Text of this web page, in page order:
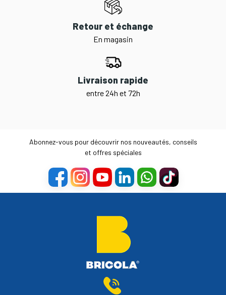
Retour et échange
En magasin
Livraison rapide
entre 24h et 72h
Abonnez-vous pour découvrir nos nouveautés, conseils
et offres spéciales